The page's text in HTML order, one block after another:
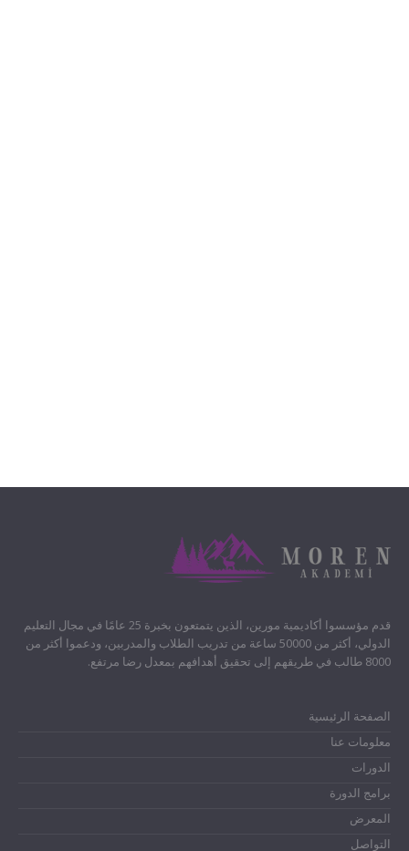
قدم مؤسسوا أكاديمية مورين، الذين يتمتعون بخبرة 25 عامًا في مجال التعليم
الدولي، أكثر من 50000 ساعة من تدريب الطلاب والمدربين، ودعموا أكثر من
8000 طالب في طريقهم إلى تحقيق أهدافهم بمعدل رضا مرتفع.
الصفحة الرئيسية
معلومات عنا
الدورات
برامج الدورة
المعرض
التواصل